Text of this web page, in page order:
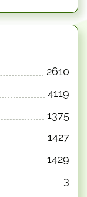
2610
4119
1375
1427
1429
3